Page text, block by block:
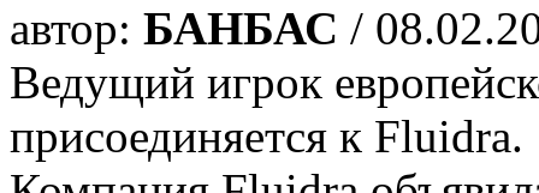
автор: БАНБАС /
Ведущий игрок
присоединяется к Fluidra.